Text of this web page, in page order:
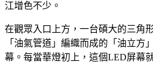
江增色不少。
在觀眾入口上方，一台碩大的三角
「油氣管道」編織而成的「油立
幕。每當華燈初上，這個LED屏幕